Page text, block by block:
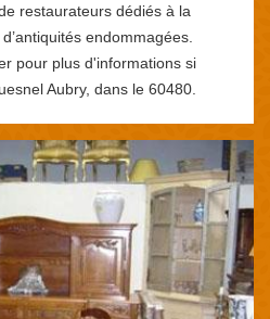
restaurateurs dédiés à la
endommagées.
pour plus d'informations si
Aubry, dans le 60480.